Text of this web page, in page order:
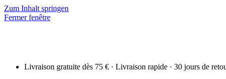
Zum Inhalt springen
Fermer fenêtre
Livraison gratuite dès 75 € · Livraison rapide · 30 jours de